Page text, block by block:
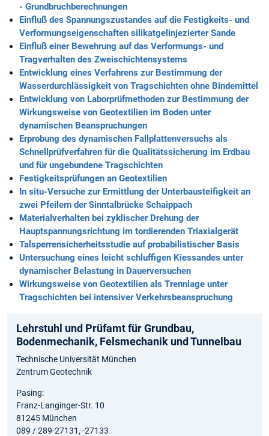
- Grundbruchberechnungen
Einfluß des Spannungszustandes auf die Festigkeits- und
Verformungseigenschaften silikatgelinjezierter Sande
Einfluß einer Bewehrung auf das Verformungs- und
Tragverhalten des Zweischichtensystems
Entwicklung eines Verfahrens zur Bestimmung der
Wasserdurchlässigkeit von Tragschichten ohne Bindemittel
Entwicklung von Laborprüfmethoden zur Bestimmung der
Wirkungsweise von Geotextilien im Boden unter
dynamischen Beanspruchungen
Erprobung des dynamischen Fallplattenversuchs als
Schnellprüfverfahren für die Qualitätssicherung im Erdbau
und für ungebundene Tragschichten
Festigkeitsprüfungen an Geotextilien
In situ-Versuche zur Ermittlung der Unterbausteifigkeit an
zwei Pfeilern der Sinntalbrücke Schaippach
Materialverhalten bei zyklischer Drehung der
Hauptspannungsrichtung im tordierenden Triaxialgerät
Talsperrensicherheitsstudie auf probabilistischer Basis
Untersuchung eines leicht schluffigen Kiessandes unter
dynamischer Belastung in Dauerversuchen
Wirkungsweise von Geotextilien als Trennlage unter
Tragschichten bei intensiver Verkehrsbeanspruchung
Lehrstuhl und Prüfamt für Grundbau,
Bodenmechanik, Felsmechanik und Tunnelbau
Technische Universität München
Zentrum Geotechnik
Pasing:
Franz-Langinger-Str. 10
81245 München
089 / 289-27131, -27133